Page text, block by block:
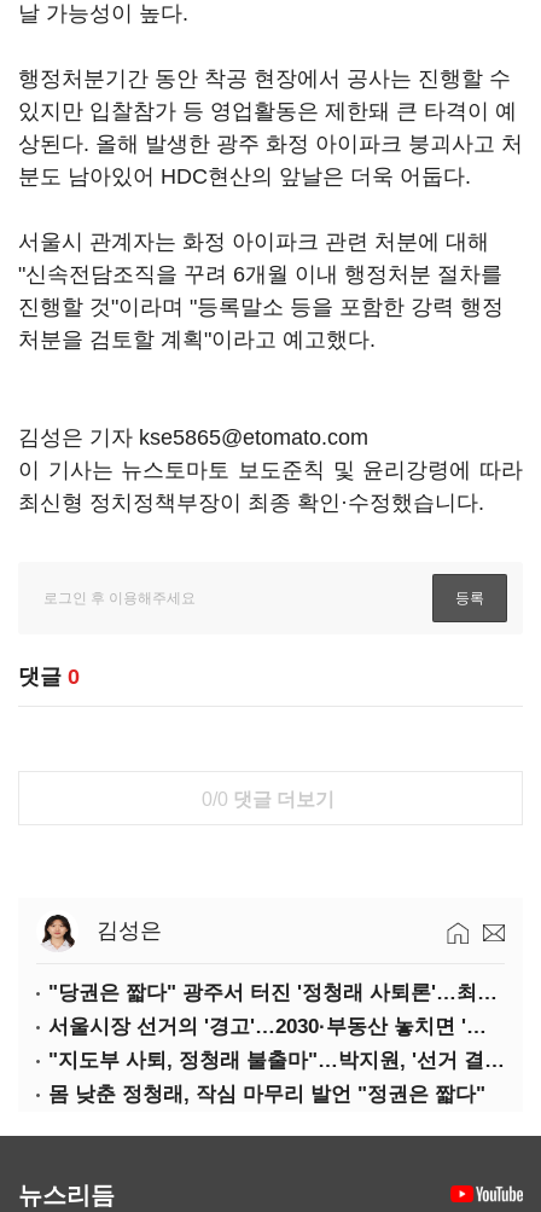
날 가능성이 높다.
행정처분기간 동안 착공 현장에서 공사는 진행할 수
있지만 입찰참가 등 영업활동은 제한돼 큰 타격이 예
상된다. 올해 발생한 광주 화정 아이파크 붕괴사고 처
분도 남아있어 HDC현산의 앞날은 더욱 어둡다.
서울시 관계자는 화정 아이파크 관련 처분에 대해
"신속전담조직을 꾸려 6개월 이내 행정처분 절차를
진행할 것"이라며 "등록말소 등을 포함한 강력 행정
처분을 검토할 계획"이라고 예고했다.
김성은 기자 kse5865@etomato.com
이 기사는 뉴스토마토 보도준칙 및 윤리강령에 따라
최신형 정치정책부장이 최종 확인·수정했습니다.
댓글 0
0/0 댓글 더보기
김성은
"당권은 짧다" 광주서 터진 '정청래 사퇴론'…최고위 '아수라장'
서울시장 선거의 '경고'…2030·부동산 놓치면 '총선도 대선도' 패배
"지도부 사퇴, 정청래 불출마"…박지원, '선거 결과 책임' 강조
몸 낮춘 정청래, 작심 마무리 발언 "정권은 짧다"
뉴스리듬